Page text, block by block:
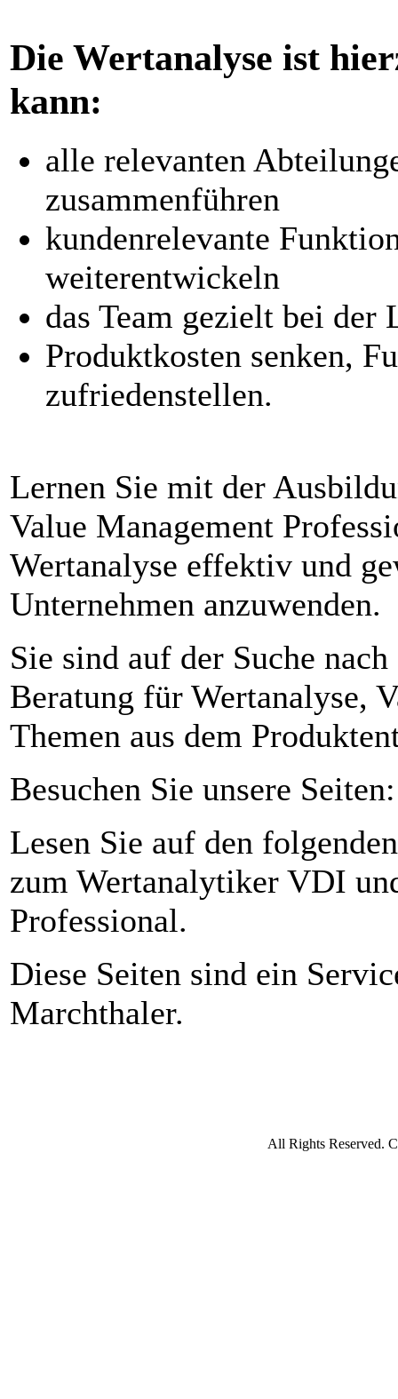
Die Wertanalyse ist
kann:
alle relevanten
zusammenführen
kundenrelevante
weiterentwickeln
das Team gezielt bei der
Produktkosten senken,
zufriedenstellen.
Lernen Sie mit der
Value Management
Wertanalyse effektiv und
Unternehmen anzuwenden.
Sie sind auf der Suche
Beratung für Wertanalyse,
Themen aus dem
Besuchen Sie unsere
Lesen Sie auf den
zum Wertanalytiker VDI
Professional.
Diese Seiten sind ein
Marchthaler.
All Rights Reserved.